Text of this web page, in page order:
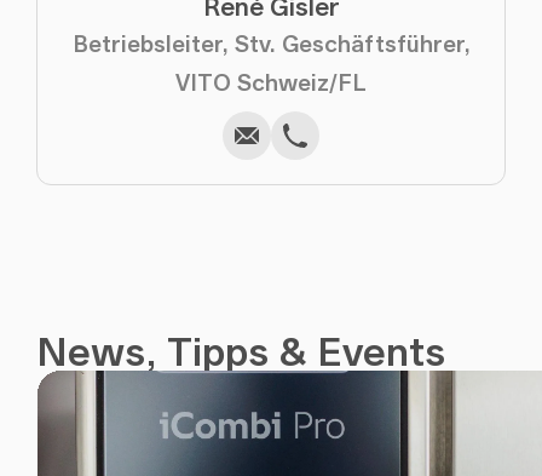
Betriebsleiter, Stv. Geschäftsführer,
VITO Schweiz/FL
SchreibenKopieren
AnrufenKopieren
News, Tipps & Events